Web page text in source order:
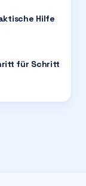
Hilfe
für Schritt